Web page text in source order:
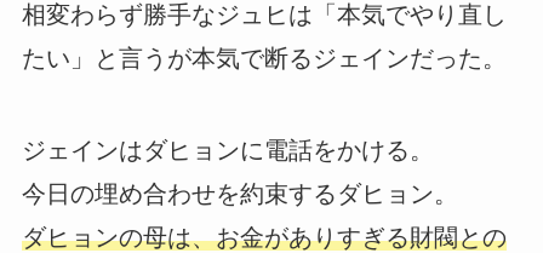
相変わらず勝手なジュヒは「本気でやり直し
たい」と言うが本気で断るジェインだった。
ジェインはダヒョンに電話をかける。
今日の埋め合わせを約束するダヒョン。
ダヒョンの母は、お金がありすぎる財閥との